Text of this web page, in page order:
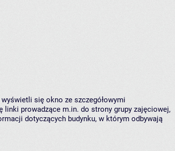
się okno ze szczegółowymi
prowadzące m.in. do strony grupy zajęciowej,
dotyczących budynku, w którym odbywają